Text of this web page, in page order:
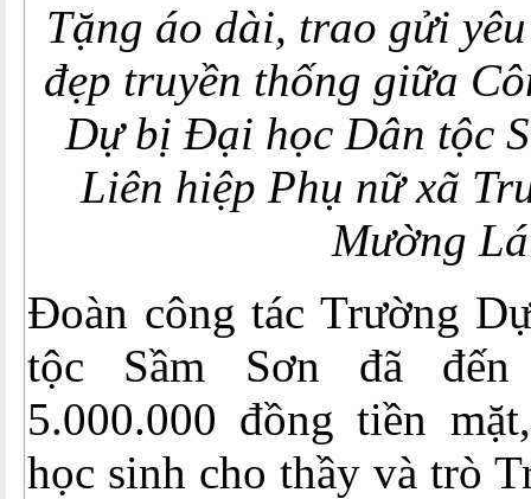
Tặng áo dài, trao gửi
đẹp truyền thống giữa
Dự bị Đại học Dân tộc
Liên hiệp Phụ nữ xã
Mường
Đoàn công tác Trường
tộc Sầm Sơn đã
5.000.000 đồng tiền
học sinh cho thầy và trò